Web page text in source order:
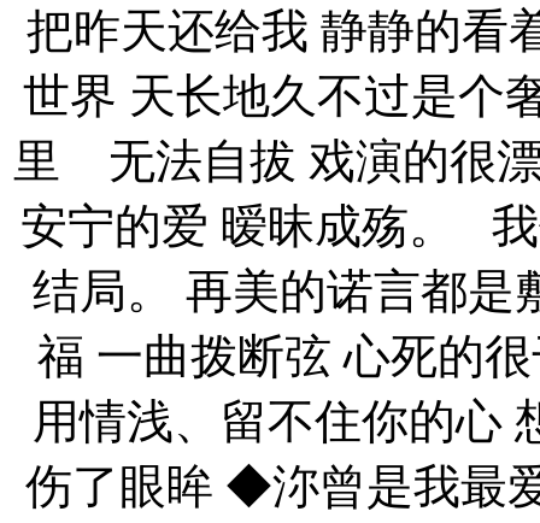
把昨天还给我 静静的看
世界 天长地久不过是个
里ゝ无法自拔 戏演的很
安宁的爱 暧昧成殇。
结局。 再美的诺言都是
福 一曲拨断弦 心死的
用情浅、留不住你的心
伤了眼眸 ◆沵曾是我最